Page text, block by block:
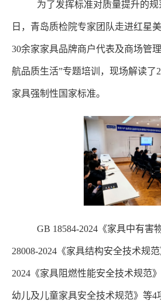
为了发挥标准对质量提升的规
日，青岛质检院专家团 队走进红星
30余家家具品牌商户代表及商场管
航品质生活”专题培训 ，现场解读了
家具强制性国家标准。
GB 18584-2024《家具中有害
28008-2024《家具结构安全技术规
2024《家具阻燃性能安全技术规范
幼儿及儿童家具安全技术规范》等4